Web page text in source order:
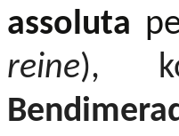
assoluta
reine),